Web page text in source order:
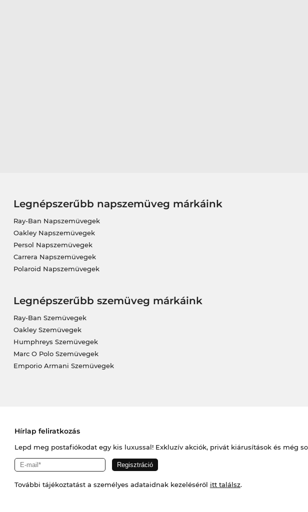
Legnépszerűbb napszemüveg márkáink
Ray-Ban Napszemüvegek
Oakley Napszemüvegek
Persol Napszemüvegek
Carrera Napszemüvegek
Polaroid Napszemüvegek
Legnépszerűbb szemüveg márkáink
Ray-Ban Szemüvegek
Oakley Szemüvegek
Humphreys Szemüvegek
Marc O Polo Szemüvegek
Emporio Armani Szemüvegek
Hírlap feliratkozás
Lepd meg postafiókodat egy kis luxussal! Exkluzív akciók, privát kiárusítások és még
További tájékoztatást a személyes adataidnak kezeléséről itt találsz.